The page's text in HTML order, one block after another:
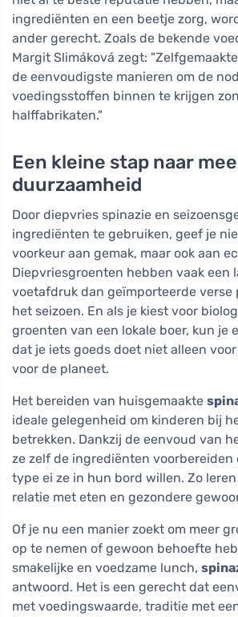
ingrediënten en een beetje zorg,
ander gerecht. Zoals de bekende
Margit Slimáková zegt:
de eenvoudigste manieren om de
voedingsstoffen binnen te krijgen
halffabrikaten."
Een kleine stap naar
duurzaamheid
Door diepvries spinazie en
ingrediënten te gebruiken, geef je
voorkeur aan gemak, maar ook aan
Diepvriesgroenten hebben vaak een
voetafdruk dan geïmporteerde
het seizoen. En als je kiest voor
groenten van een lokale boer, kun je
dat je iets goeds doet niet alleen
voor de planeet.
Het bereiden van huisgemaakte
ideale gelegenheid om kinderen bij
betrekken. Dankzij de eenvoud van
ze zelf de ingrediënten voorbereiden
type ei ze in hun bord willen. Zo
relatie met eten en gezondere
Of je nu een manier zoekt om meer
op te nemen of gewoon behoefte
smakelijke en voedzame lunch,
antwoord. Het is een gerecht dat
met voedingswaarde, traditie met